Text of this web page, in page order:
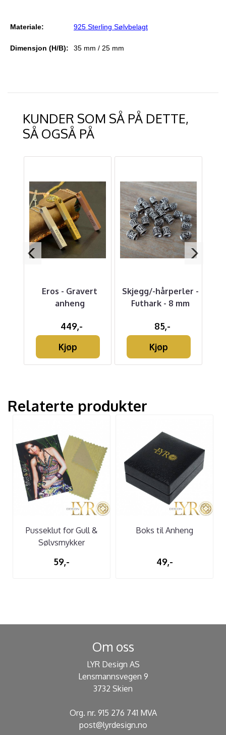
Materiale: 925 Sterling Sølvbelagt
Dimensjon (H/B): 35 mm / 25 mm
KUNDER SOM SÅ PÅ DETTE,
SÅ OGSÅ PÅ
Eros - Gravert
anheng
449,-
Kjøp
Skjegg/-hårperler -
Futhark - 8 mm
85,-
Kjøp
Relaterte produkter
Pusseklut for Gull &
Sølvsmykker
59,-
Boks til Anheng
49,-
Om oss
LYR Design AS
Lensmannsvegen 9
3732 Skien
Org. nr. 915 276 741 MVA
post@lyrdesign.no